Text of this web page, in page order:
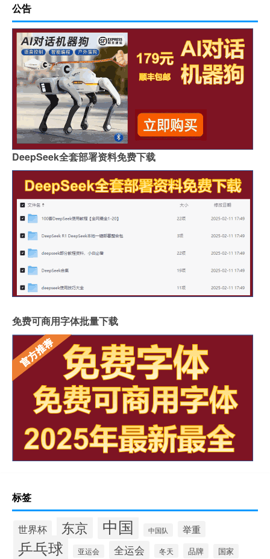
公告
DeepSeek全套部署资料免费下载
免费可商用字体批量下载
标签
世界杯 东京 中国 中国队 举重
乒乓球 亚运会 全运会 冬天 品牌 国家